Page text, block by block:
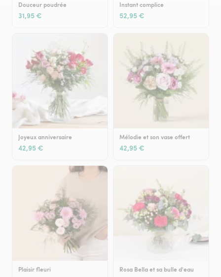
Douceur poudrée
31,95 €
Instant complice
52,95 €
Joyeux anniversaire
42,95 €
Mélodie et son vase offert
42,95 €
Plaisir fleuri Rosa Bella et sa bulle d'eau